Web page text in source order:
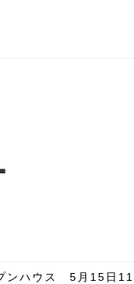
ンハウス 5月15日